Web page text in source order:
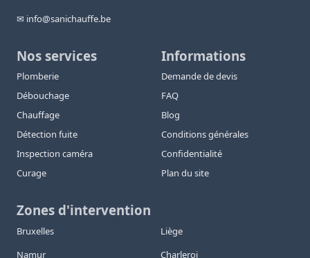
✉ info@sanichauffe.be
Nos services
Plomberie
Débouchage
Chauffage
Détection fuite
Inspection caméra
Curage
Informations
Demande de devis
FAQ
Blog
Conditions générales
Confidentialité
Plan du site
Zones d'intervention
Bruxelles
Liège
Namur
Charleroi